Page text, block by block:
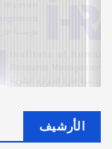
الأرشيف